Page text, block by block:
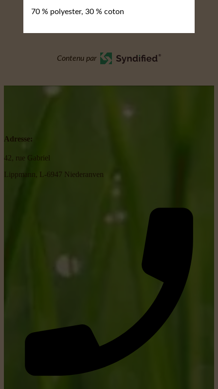
70 % polyester, 30 % coton
Contenu par
Adresse:
42, rue Gabriel
Lippmann, L-6947 Niederanven